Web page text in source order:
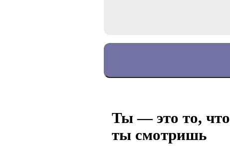
Ты — это то, что
ты смотришь